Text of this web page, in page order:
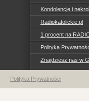
Kondolencje i
Radiokatolickie.pl
1 procent na
Polityka
Znajdziesz nas w
Polityka Prywatności